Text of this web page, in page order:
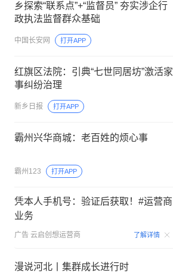
乡探索“联系点”+“监督员” 夯实涉企行
政执法监督群众基础
中国长安网 打开APP
红旗区法院：引典“七世同居坊”激活家
事纠纷治理
新乡日报 打开APP
霸州兴华商城：老百姓的烦心事
霸州123 打开APP
凭本人手机号：验证后获取！#运营商
业务
广告 云启创想运营商 了解详情
漫说河北丨集群成长进行时